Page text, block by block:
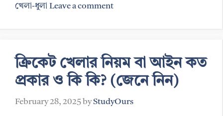
Categories
খেলা-ধুলা Leave a comment
ক্রিকেট খেলার নিয়ম বা আইন কত
প্রকার ও কি কি? (জেনে নিন)
February 28, 2025 byStudyOurs